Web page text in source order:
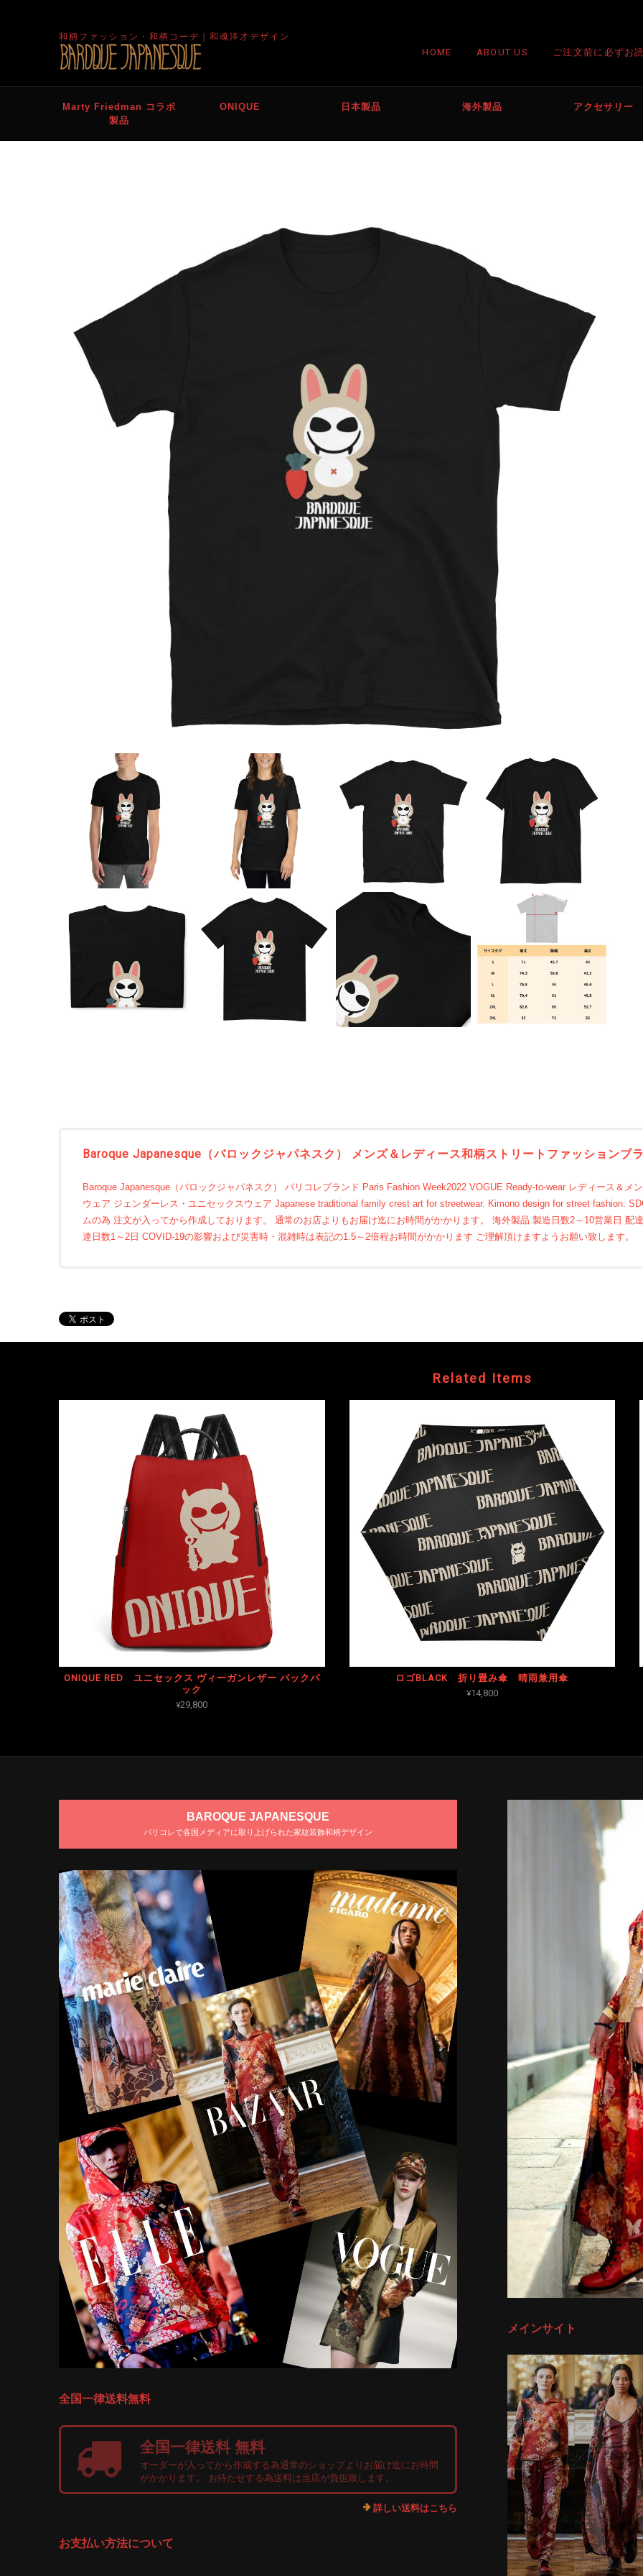
和柄ファッション・和柄コーデ｜和魂洋才デザイン
HOME ABOUT US ご注文前に必ずお
Marty Friedman コラボ
製品
ONIQUE 日本製品 海外製品 アクセサリー
Baroque Japanesque（バロックジャパネスク） メンズ＆レディース和柄ストリートファッション
Baroque Japanesque（バロックジャパネスク） パリコレブランド Paris Fashion Week2022 VOGUE Ready-to-wear レディース＆メ
ウェア ジェンダーレス・ユニセックスウェア Japanese traditional family crest art for streetwear. Kimono design for street fashion.
ムの為 注文が入ってから作成しております。 通常のお店よりもお届け迄にお時間がかかります。 海外製品 製造日数2～10営業日 配
達日数1～2日 COVID-19の影響および災害時・混雑時は表記の1.5～2倍程お時間がかかります ご理解頂けますようお願い致します。
Related Items
ONIQUE RED ユニセックス ヴィーガンレザー バックパ
ック
¥29,800
ロゴBLACK 折り畳み傘 晴雨兼用傘
¥14,800
BAROQUE JAPANESQUE
パリコレで各国メディアに取り上げられた家紋装飾和柄デザイン
全国一律送料無料
全国一律送料 無料
オーダーが入ってから作成する為通常のショップよりお届け迄にお時間
がかかります。 お待たせする為送料は当店が負担致します。
詳しい送料はこちら
お支払い方法について
メインサイト